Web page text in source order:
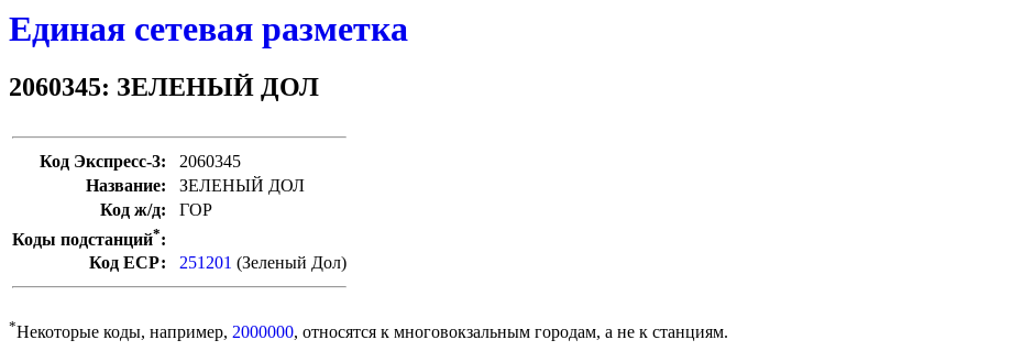
Единая сетевая разметка
2060345: ЗЕЛЕНЫЙ ДОЛ
Код Экспресс-3:
2060345
Название:
ЗЕЛЕНЫЙ ДОЛ
Код ж/д:
ГОР
Коды подстанций*:
Код ЕСР:
251201 (Зеленый Дол)
*Некоторые коды, например, 2000000, относятся к многовокзальным городам, а не к станциям.